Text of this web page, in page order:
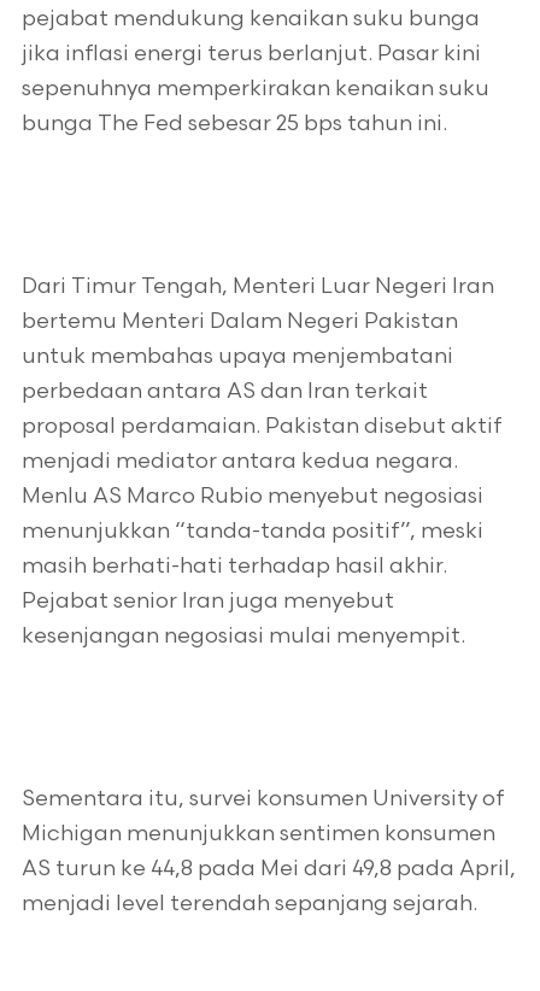
pejabat mendukung kenaikan suku bunga
jika inflasi energi terus berlanjut. Pasar kini
sepenuhnya memperkirakan kenaikan suku
bunga The Fed sebesar 25 bps tahun ini.
Dari Timur Tengah, Menteri Luar Negeri Iran
bertemu Menteri Dalam Negeri Pakistan
untuk membahas upaya menjembatani
perbedaan antara AS dan Iran terkait
proposal perdamaian. Pakistan disebut aktif
menjadi mediator antara kedua negara.
Menlu AS Marco Rubio menyebut negosiasi
menunjukkan “tanda-tanda positif”, meski
masih berhati-hati terhadap hasil akhir.
Pejabat senior Iran juga menyebut
kesenjangan negosiasi mulai menyempit.
Sementara itu, survei konsumen University of
Michigan menunjukkan sentimen konsumen
AS turun ke 44,8 pada Mei dari 49,8 pada April,
menjadi level terendah sepanjang sejarah.